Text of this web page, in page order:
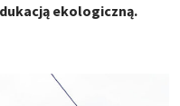
ekologiczną.